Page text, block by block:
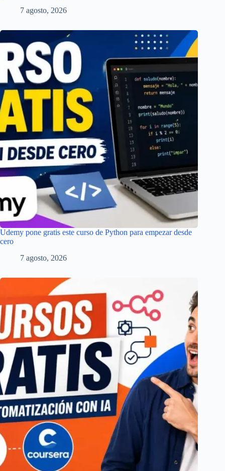
7 agosto, 2026
Udemy pone gratis este curso de Python para empezar desde
cero
7 agosto, 2026